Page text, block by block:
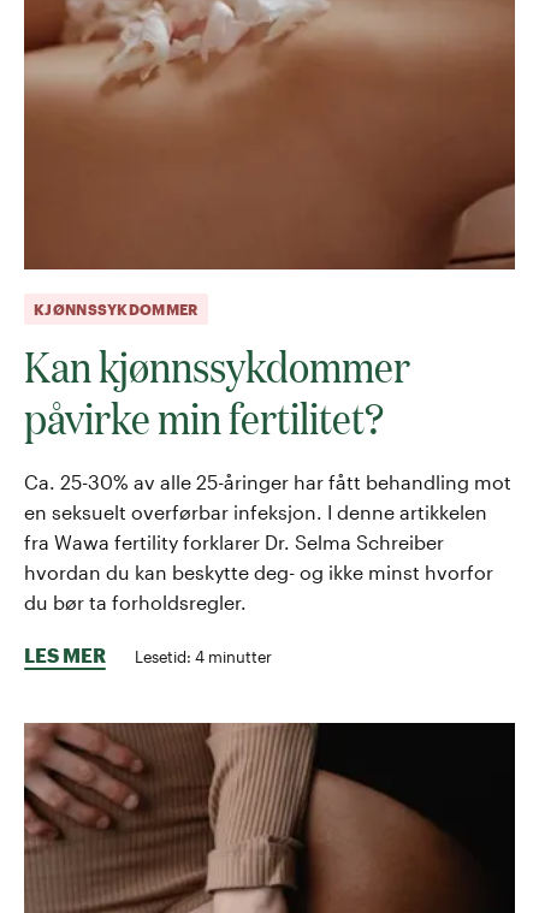
KJØNNSSYKDOMMER
Kan kjønnssykdommer
påvirke min fertilitet?
Ca. 25-30% av alle 25-åringer har fått behandling mot
en seksuelt overførbar infeksjon. I denne artikkelen
fra Wawa fertility forklarer Dr. Selma Schreiber
hvordan du kan beskytte deg- og ikke minst hvorfor
du bør ta forholdsregler.
LES MER Lesetid: 4 minutter